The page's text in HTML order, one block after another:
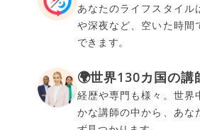
あなたのライフスタイル
や深夜など、空いた時間
できます。
🌍世界130カ国の講
経歴や専門も様々。世界
かな講師の中から、あな